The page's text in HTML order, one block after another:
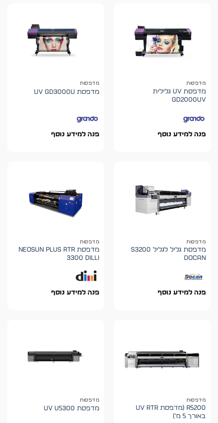
מדפסות
מדפסת UV גלילית
GD2000UV
פנה למידע נוסף
מדפסות
מדפסת UV GD3000U
פנה למידע נוסף
מדפסות
מדפסת גליל לגליל S3200
DOCAN
פנה למידע נוסף
מדפסות
מדפסת NEOSUN PLUS RTR
3300 DILLI
פנה למידע נוסף
מדפסות
R5200 (מדפסת UV RTR
באורך 5 מ’)
מדפסות
מדפסת UV U5300